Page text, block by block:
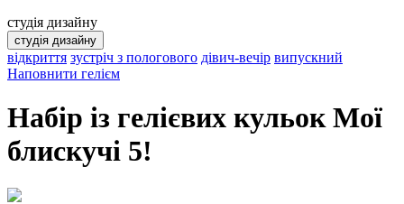
студія дизайну
студія дизайну
відкриття зустріч з пологового дівич-вечір випускний
Наповнити гелієм
Набір із гелієвих кульок Мої
блискучі 5!